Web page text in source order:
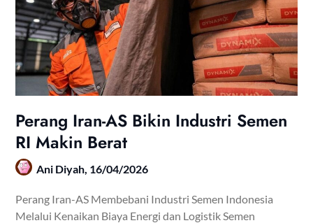
Perang Iran-AS Bikin Industri Semen
RI Makin Berat
Ani Diyah, 16/04/2026
Perang Iran-AS Membebani Industri Semen Indonesia
Melalui Kenaikan Biaya Energi dan Logistik Semen